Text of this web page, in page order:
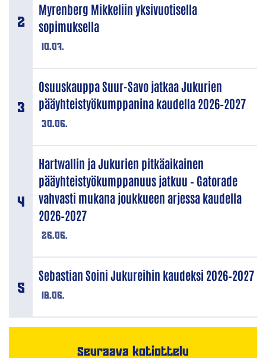
10.07.
Myrenberg Mikkeliin yksivuotisella
sopimuksella
30.06.
Osuuskauppa Suur-Savo jatkaa Jukurien
pääyhteistyökumppanina kaudella 2026–2027
26.06.
Hartwallin ja Jukurien pitkäaikainen
pääyhteistyökumppanuus jatkuu – Gatorade
vahvasti mukana joukkueen arjessa kaudella
2026–2027
18.06.
Sebastian Soini Jukureihin kaudeksi 2026–2027
Seuraava kotiottelu